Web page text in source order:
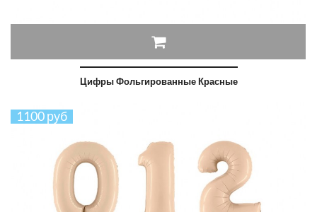
Цифры Фольгированные Красные
1100 руб